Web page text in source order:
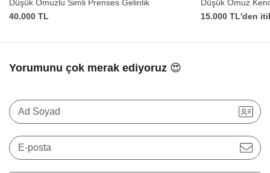
Düşük Omuzlu Simli Prenses Gelinlik
40.000 TL
Düşük Omuz
Gelinlik
15.000 TL'den
Yorumunu çok merak ediyoruz 😍
Ad Soyad
E-posta